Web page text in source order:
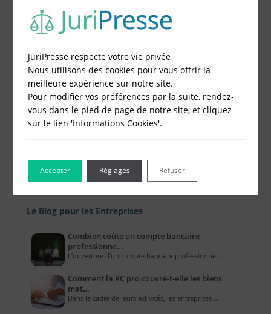
Le Blog pour les Entreprises
Combien coûte un compte bancaire
professionne…
L’ouverture d’un compte bancaire professionnel …
Comment la RC pro couvre-t-elle les biens
mat…
Dans le cadre de leurs activités, les entreprises …
JuriPresse respecte votre vie privée
Nous utilisons des cookies pour vous offrir la
meilleure expérience sur notre site.
Pour modifier vos préférences par la suite, rendez-
vous dans le pied de page de notre site, et cliquez
sur le lien 'Informations Cookies'.
Accepter Refuser
Réglages